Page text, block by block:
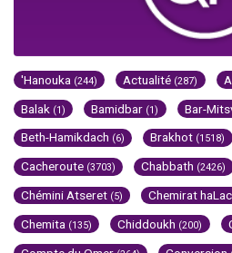
'Hanouka (244) Actualité (287)
Balak (1) Bamidbar (1) Bar-
Beth-Hamikdach (6) Brakhot (1518)
Cacheroute (3703) Chabbath (2426)
Chémini Atseret (5) Chemirat
Chemita (135) Chiddoukh (200)